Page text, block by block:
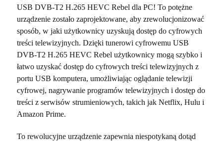
USB DVB-T2 H.265 HEVC Rebel dla PC! To potężne
urządzenie zostało zaprojektowane, aby zrewolucjonizować
sposób, w jaki użytkownicy uzyskują dostęp do cyfrowych
treści telewizyjnych. Dzięki tunerowi cyfrowemu USB
DVB-T2 H.265 HEVC Rebel użytkownicy mogą szybko i
łatwo uzyskać dostęp do cyfrowych treści telewizyjnych z
portu USB komputera, umożliwiając oglądanie telewizji
cyfrowej, nagrywanie programów telewizyjnych i dostęp do
treści z serwisów strumieniowych, takich jak Netflix, Hulu i
Amazon Prime.
To rewolucyjne urządzenie zapewnia niespotykaną dotąd